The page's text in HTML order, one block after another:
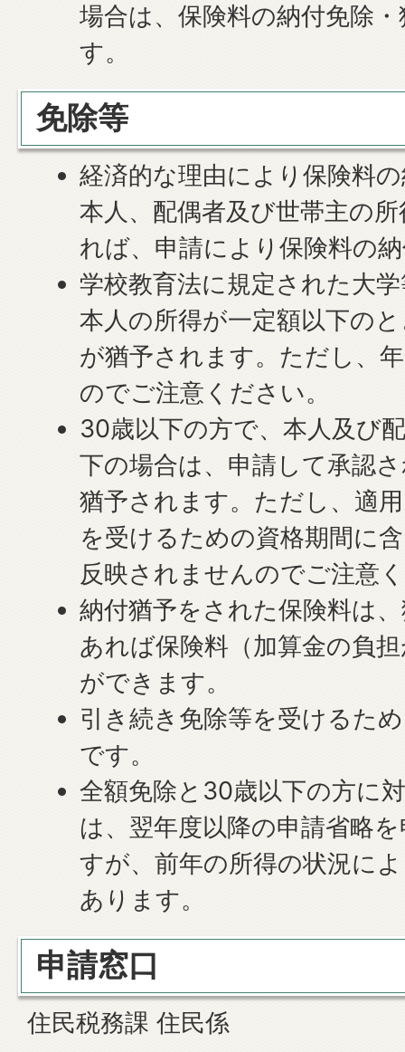
場合は、保険料の納付免除
す。
免除等
経済的な理由により保険料
本人、配偶者及び世帯主の
れば、申請により保険料の
学校教育法に規定された大
本人の所得が一定額以下の
が猶予されます。ただし、
のでご注意ください。
30歳以下の方で、本人及び
下の場合は、申請して承認
猶予されます。ただし、適
を受けるための資格期間に
反映されませんのでご注意
納付猶予をされた保険料は
あれば保険料（加算金の負
ができます。
引き続き免除等を受けるた
です。
全額免除と30歳以下の方に
は、翌年度以降の申請省略
すが、前年の所得の状況に
あります。
申請窓口
住民税務課 住民係